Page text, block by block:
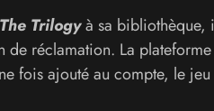
Trilogyà sa bibliothèque,
réclamation. La
fois ajouté au compte, le